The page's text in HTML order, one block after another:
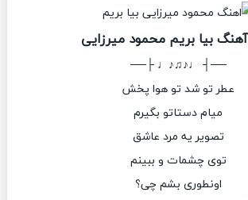
بیا بریم محمود میرزایی
──┤ ♩♪♫♪♩ ├──
عطر تو شد تو هوا پخش
میام دستاتو بگیرم
تصویر یه مرد عاشق
توی چشمات و ببینم
اونطوری بشم چی؟